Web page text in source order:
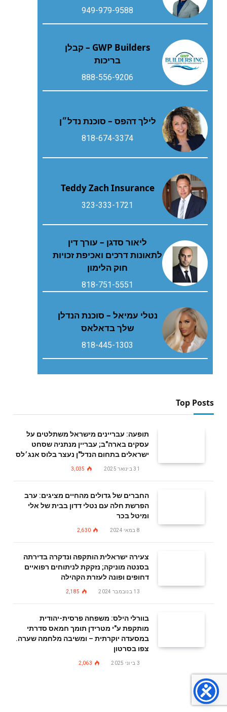
949-979-9588
GWP Builders – קבלן
בריכות
888-556-9206
לילך דהפס – סוכנת נדל״ן
818-674-3374
Teddy Zach Insurance
323-333-1721
ליאור סדגן – עורך דין
לתאונות דרכים ואכיפת זכויות
חוק הלימון
818-751-5551
נטלי עמיאל – סוכנת הנדלן
שלך בדאלאס
818-445-1303
Top Posts
תופעה: עבריינים מישראל משתלטים על
עסקים בארה"ב; עבריין מנתניה שסחט
ישראלים בתחום הנדל"ן נעצר בלוס אנג׳לס
31 בינואר 2025 3,035
החברים של גדולים מהחיים מציגים: ערב
הפרשת חלה עם נטלי דדון בבית של אלי
ומיטל בכר
8 במאי 2024 2,630
צעירה ישראלית הותקפה ונדקרה בדירתה
בסנטה מוניקה; נזקקת לניתוחים רפואיים
דחופים ופונה לעזרת הקהילה
13 בנובמבר 2024 2,185
בוורלי הילס: משפחה פרסית-יהודית
מותקפת ע"י מטרידן תומך חמאס סדרתי
במסעדה יוקרתית – ומשיבה מלחמה שערה.
צפו בסרטון
3 ביוני 2025 2,063